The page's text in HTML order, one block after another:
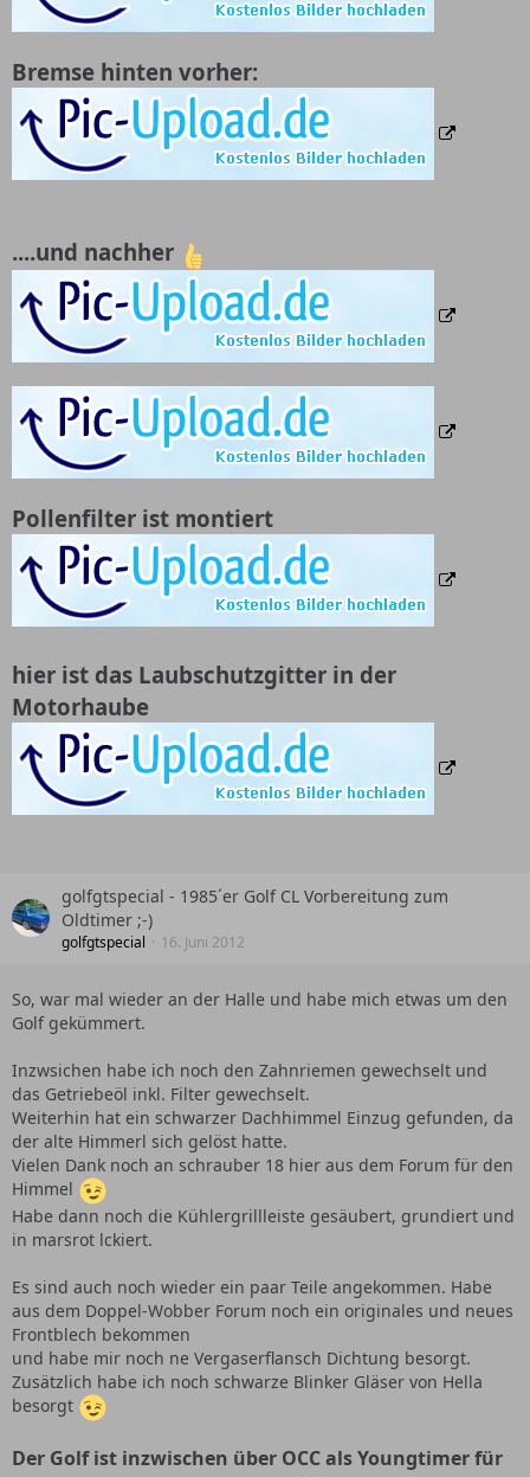
Bremse hinten vorher:
....und nachher
Pollenfilter ist montiert
hier ist das Laubschutzgitter in der
Motorhaube
golfgtspecial - 1985´er Golf CL Vorbereitung zum
Oldtimer ;-)
golfgtspecial 16. Juni 2012
So, war mal wieder an der Halle und habe mich etwas um den
Golf gekümmert.
Inzwsichen habe ich noch den Zahnriemen gewechselt und
das Getriebeöl inkl. Filter gewechselt.
Weiterhin hat ein schwarzer Dachhimmel Einzug gefunden, da
der alte Himmerl sich gelöst hatte.
Vielen Dank noch an schrauber 18 hier aus dem Forum für den
Himmel
Habe dann noch die Kühlergrillleiste gesäubert, grundiert und
in marsrot lckiert.
Es sind auch noch wieder ein paar Teile angekommen. Habe
aus dem Doppel-Wobber Forum noch ein originales und neues
Frontblech bekommen
und habe mir noch ne Vergaserflansch Dichtung besorgt.
Zusätzlich habe ich noch schwarze Blinker Gläser von Hella
besorgt
Der Golf ist inzwischen über OCC als Youngtimer für